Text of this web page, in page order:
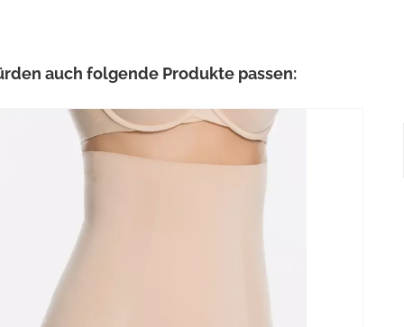
überspringen
auch folgende Produkte passen: